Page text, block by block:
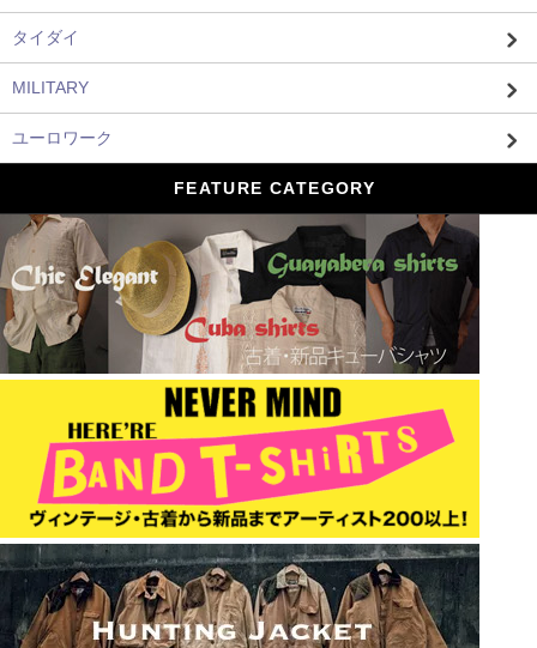
タイダイ
MILITARY
ユーロワーク
FEATURE CATEGORY